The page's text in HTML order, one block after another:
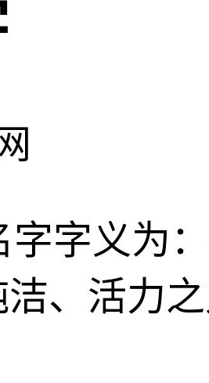
字义为
、活力